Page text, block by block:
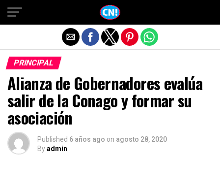
PRINCIPAL
Alianza de Gobernadores evalúa
salir de la Conago y formar su
asociación
Published 6 años ago on agosto 28, 2020
Byadmin
Salir de la versión móvil